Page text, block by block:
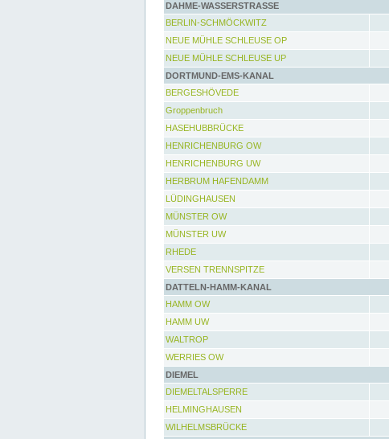
DAHME-WASSERSTRASSE
BERLIN-SCHMÖCKWITZ
NEUE MÜHLE SCHLEUSE OP
NEUE MÜHLE SCHLEUSE UP
DORTMUND-EMS-KANAL
BERGESHÖVEDE
Groppenbruch
HASEHUBBRÜCKE
HENRICHENBURG OW
HENRICHENBURG UW
HERBRUM HAFENDAMM
LÜDINGHAUSEN
MÜNSTER OW
MÜNSTER UW
RHEDE
VERSEN TRENNSPITZE
DATTELN-HAMM-KANAL
HAMM OW
HAMM UW
WALTROP
WERRIES OW
DIEMEL
DIEMELTALSPERRE
HELMINGHAUSEN
WILHELMSBRÜCKE